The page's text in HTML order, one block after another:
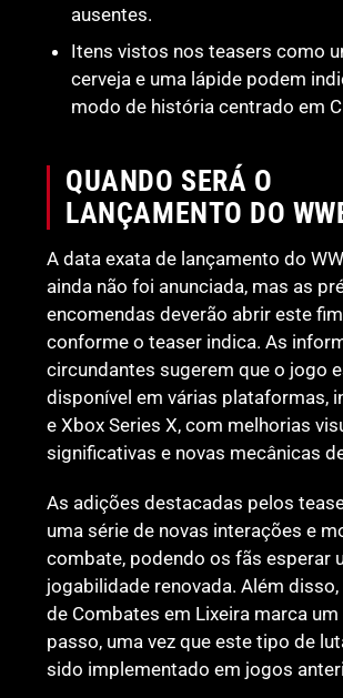
ausentes.
Itens vistos nos teasers como
cerveja e uma lápide podem
modo de história centrado em
QUANDO SERÁ O
LANÇAMENTO DO
A data exata de lançamento do
ainda não foi anunciada, mas as
encomendas deverão abrir este
conforme o teaser indica. As
circundantes sugerem que o jogo
disponível em várias plataformas,
e Xbox Series X, com melhorias
significativas e novas mecânicas
As adições destacadas pelos
uma série de novas interações e
combate, podendo os fãs esperar
jogabilidade renovada. Além disso,
de Combates em Lixeira marca
passo, uma vez que este tipo de
sido implementado em jogos